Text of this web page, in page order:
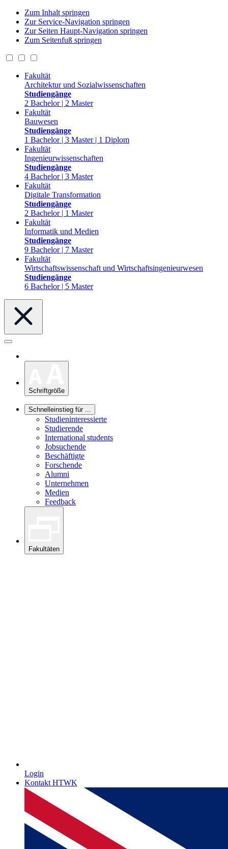
Zum Inhalt springen
Zur Service-Navigation springen
Zur Seiten Haupt-Navigation springen
Zum Seitenfuß springen
Fakultät
Architektur und Sozialwissenschaften
Studiengänge
2 Bachelor | 2 Master
Fakultät
Bauwesen
Studiengänge
1 Bachelor | 3 Master | 1 Diplom
Fakultät
Ingenieurwissenschaften
Studiengänge
4 Bachelor | 3 Master
Fakultät
Digitale Transformation
Studiengänge
2 Bachelor | 1 Master
Fakultät
Informatik und Medien
Studiengänge
9 Bachelor | 7 Master
Fakultät
Wirtschaftswissenschaft und Wirtschaftsingenieurwesen
Studiengänge
6 Bachelor | 5 Master
Schriftgröße
Schnelleinstieg für ...
Studieninteressierte
Studierende
International students
Jobsuchende
Beschäftigte
Forschende
Alumni
Unternehmen
Medien
Feedback
Fakultäten
Login
Kontakt HTWK